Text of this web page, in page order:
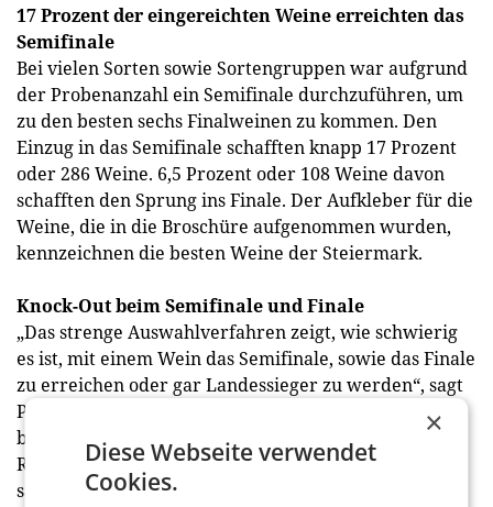
17 Prozent der eingereichten Weine erreichten das
Semifinale
Bei vielen Sorten sowie Sortengruppen war aufgrund
der Probenanzahl ein Semifinale durchzuführen, um
zu den besten sechs Finalweinen zu kommen. Den
Einzug in das Semifinale schafften knapp 17 Prozent
oder 286 Weine. 6,5 Prozent oder 108 Weine davon
schafften den Sprung ins Finale. Der Aufkleber für die
Weine, die in die Broschüre aufgenommen wurden,
kennzeichnen die besten Weine der Steiermark.
Knock-Out beim Semifinale und Finale
„Das strenge Auswahlverfahren zeigt, wie schwierig
es ist, mit einem Wein das Semifinale, sowie das Finale
zu erreichen oder gar Landessieger zu werden“, sagt
Palz. Die Finalverkostungen jeder Sorte
beziehungsweise Kategorie werden nach der
Rangziffernmethode durchgeführt. Dabei stehen
sämtliche Finalweine nebeneinander und müssen im
×
Diese Webseite verwendet
Cookies.